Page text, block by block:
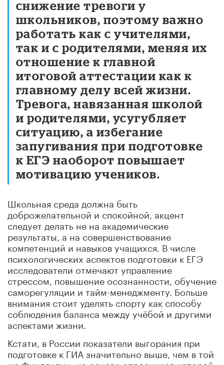
снижение тревоги у
школьников, поэтому важно
работать как с учителями,
так и с родителями, меняя их
отношение к главной
итоговой аттестации как к
главному делу всей жизни.
Тревога, навязанная школой
и родителями, усугубляет
ситуацию, а избегание
запугивания при подготовке
к ЕГЭ наоборот повышает
мотивацию учеников.
Школьная среда должна быть
доброжелательной и спокойной, акцент
следует делать не на академические
результаты, а на совершенствование
компетенций и навыков учащихся. В числе
психологических аспектов подготовки к ЕГЭ
исследователи отмечают управление
стрессом, повышение осознанности, обучение
саморегуляции и тайм-менеджменту. Больше
внимания стоит уделять спорту как способу
соблюдения баланса между учёбой и другими
аспектами жизни.
Кстати, в России показатели выгорания при
подготовке к ГИА значительно выше, чем в той